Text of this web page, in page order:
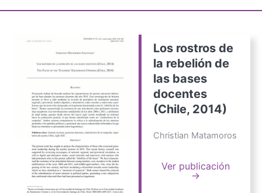
Los rostros de
la rebelión de
las bases
docentes
(Chile, 2014)
Christian Matamoros
Ver publicación
→